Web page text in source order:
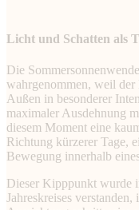
Licht und Schatten als
Die
wahrgenommen, weil der
Außen in besonderer
maximaler Ausdehnung
diesem Moment eine
Richtung kürzerer Tage,
Bewegung innerhalb
Dieser Kipppunkt wurde
Jahreskreises